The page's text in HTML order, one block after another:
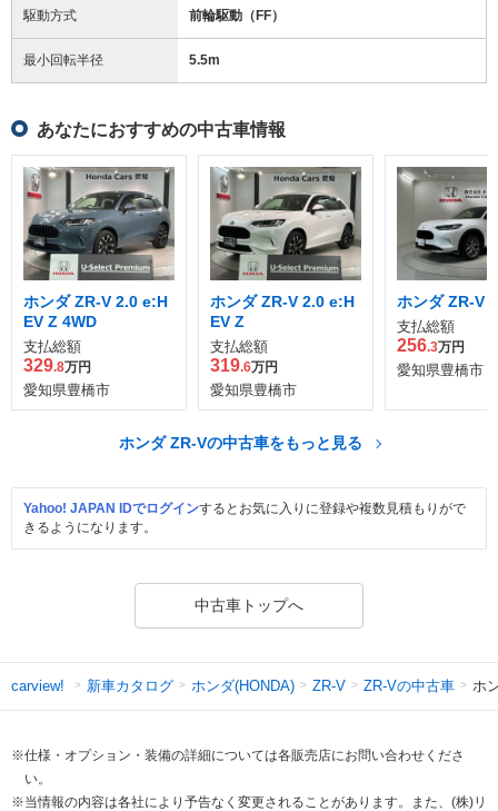
駆動方式 前輪駆動（FF）
最小回転半径 5.5m
あなたにおすすめの中古車情報
ホンダ ZR-V 2.0 e:H
EV Z 4WD
支払総額
329.8万円
愛知県豊橋市
ホンダ ZR-V 2.0 e:H
EV Z
支払総額
319.6万円
愛知県豊橋市
ホンダ ZR-V
支払総額
256.3万円
愛知県豊橋市
ホンダ ZR-Vの中古車をもっと見る
Yahoo! JAPAN IDでログインするとお気に入りに登録や複数見積もりがで
きるようになります。
中古車トップへ
carview! 新車カタログ ホンダ(HONDA) ZR-V ZR-Vの中古車 ホ
※仕様・オプション・装備の詳細については各販売店にお問い合わせくださ
い。
※当情報の内容は各社により予告なく変更されることがあります。また、(株)リ